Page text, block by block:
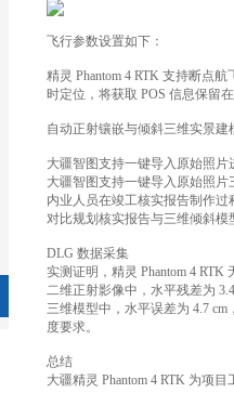
飞行参数设置如下：
精灵 Phantom 4 RTK 支持断点
时定位，将获取 POS 信息保留
自动正射镶嵌与倾斜三维实景建
大疆智图支持一键导入原始照
大疆智图支持一键导入原始照
内业人员在竣工核实报告制作
对比规划核实报告与三维倾斜
DLG 数据采集
实测证明，精灵 Phantom 4 RTK
二维正射影像中，水平残差为
三维模型中，水平误差为 4.7 cm
度要求。
总结
大疆精灵 Phantom 4 RTK 为项